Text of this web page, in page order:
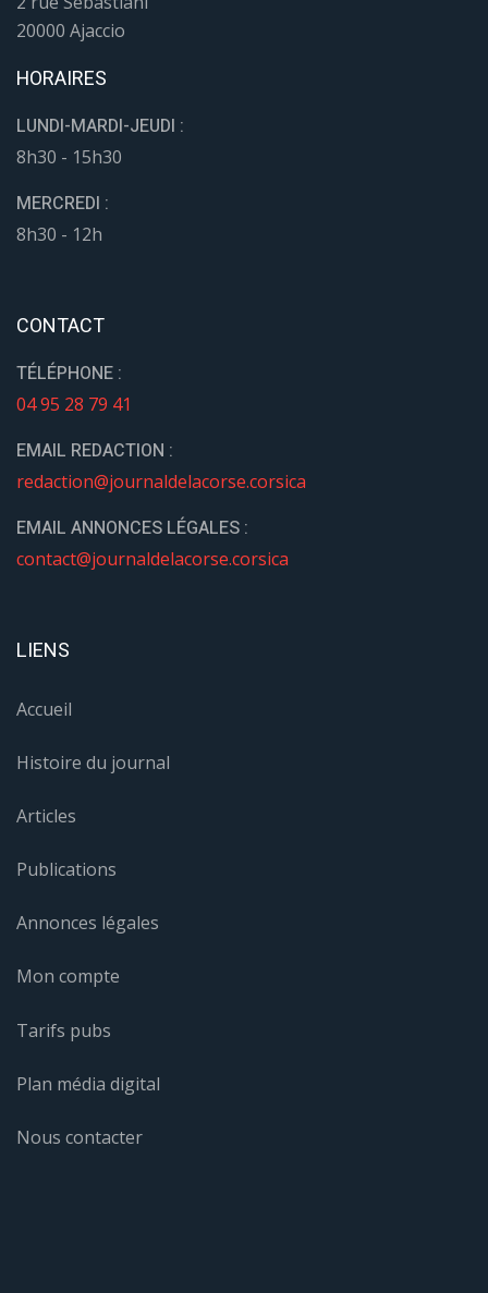
20000 Ajaccio
HORAIRES
LUNDI-MARDI-JEUDI :
8h30 - 15h30
MERCREDI :
8h30 - 12h
CONTACT
TÉLÉPHONE :
04 95 28 79 41
EMAIL REDACTION :
redaction@journaldelacorse.corsica
EMAIL ANNONCES LÉGALES :
contact@journaldelacorse.corsica
LIENS
Accueil
Histoire du journal
Articles
Publications
Annonces légales
Mon compte
Tarifs pubs
Plan média digital
Nous contacter